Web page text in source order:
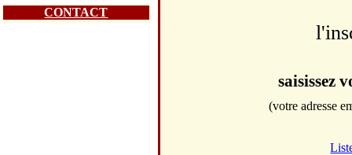
CONTACT
saisissez
(votre adresse